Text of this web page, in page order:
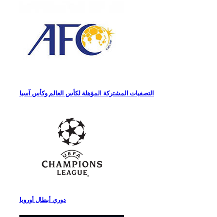
التصفيات المشتركة المؤهلة لكأس العالم وكأس آسيا
دوري أبطال أوروبا